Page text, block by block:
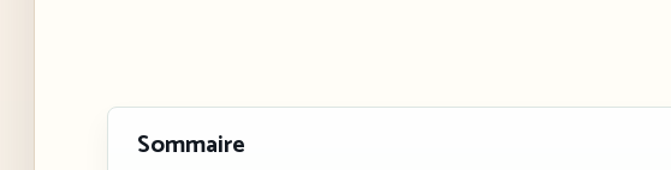
Sommaire